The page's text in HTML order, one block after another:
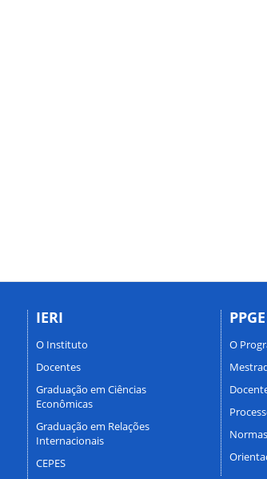
IERI
O Instituto
Docentes
Graduação em Ciências
Econômicas
Graduação em Relações
Internacionais
CEPES
PPGE
O